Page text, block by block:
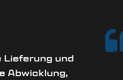
Lieferung und
Abwicklung,